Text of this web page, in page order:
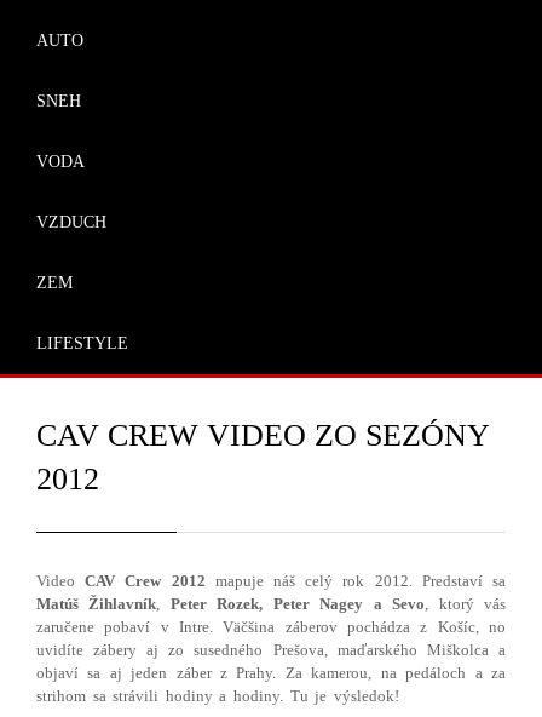
AUTO
SNEH
VODA
VZDUCH
ZEM
LIFESTYLE
CAV CREW VIDEO ZO SEZÓNY
2012
VideoCAV Crew 2012 mapuje náš celý rok 2012. Predstaví sa
Matúš Žihlavník, Peter Rozek, Peter Nagey a Sevo, ktorý vás
zaručene pobaví v Intre. Väčšina záberov pochádza z Košíc, no
uvidíte zábery aj zo susedného Prešova, maďarského Miškolca a
objaví sa aj jeden záber z Prahy. Za kamerou, na pedáloch a za
strihom sa strávili hodiny a hodiny. Tu je výsledok!